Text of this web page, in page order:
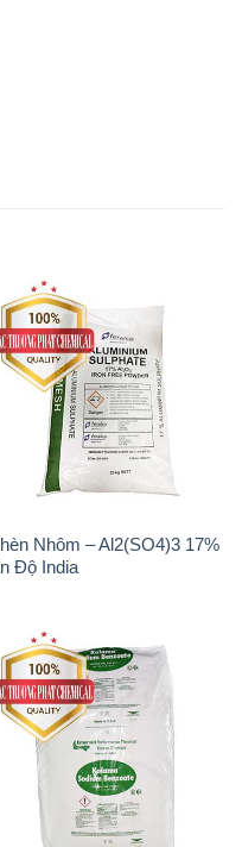
Nhôm – Al2(SO4)3 17%
Độ India